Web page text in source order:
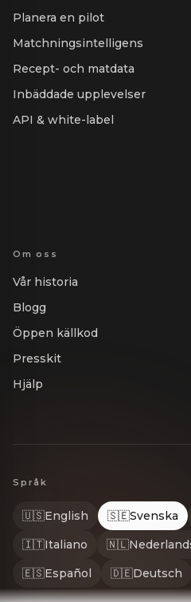
Planera en pilot
Matchningsintelligens
Recept- och matdata
Inbäddade upplevelser
API & white-label
Om oss
Vår historia
Blogg
Öppen källkod
Presskit
Hjälp
Språk
🇺🇸English 🇸🇪Svenska
🇮🇹Italiano 🇳🇱
🇪🇸Español 🇩🇪Deutsch